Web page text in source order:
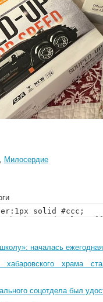
, Милосердие
началась
храма
соцотдела был